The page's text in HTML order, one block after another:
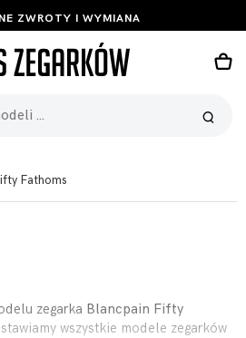
ZWROTY I WYMIANA
Fathoms
zegarka Blancpain Fifty
wszystkie modele zegarków